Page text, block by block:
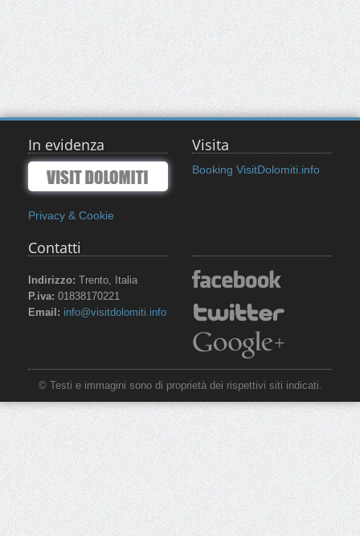
In evidenza
Privacy & Cookie
Visita
Booking VisitDolomiti.info
Contatti
Indirizzo: Trento, Italia
P.iva: 01838170221
Email: info@visitdolomiti.info
© Testi e immagini sono di proprietà dei rispettivi siti indicati.